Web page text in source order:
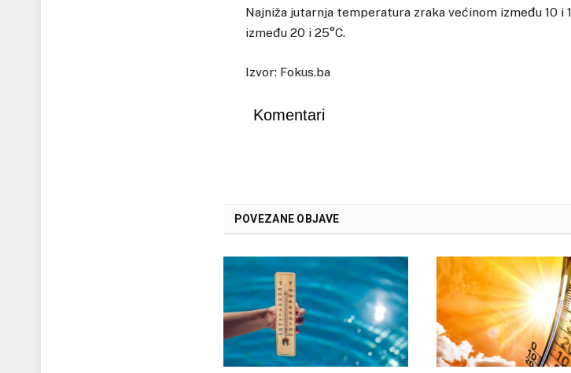
Najniža jutarnja temperatura zraka većinom između 10 i
između 20 i 25°C.
Izvor: Fokus.ba
Komentari
POVEZANE OBJAVE